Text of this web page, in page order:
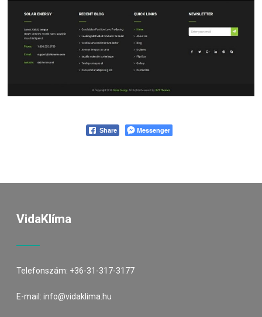
Share Messenger
VidaKlíma
Telefonszám: +36-31-317-3177
E-mail:info@vidaklima.hu